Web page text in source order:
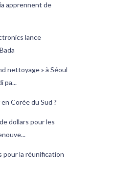
apprennent de
lance
nettoyage » à Séoul
pa...
Corée du Sud ?
dollars pour les
pour la réunification